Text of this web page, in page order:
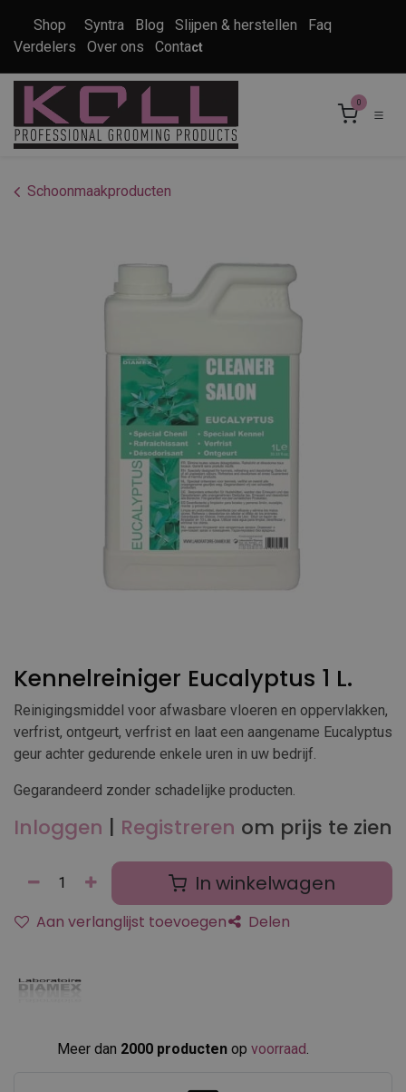
Shop Syntra Blog Slijpen & herstellen
Faq
Verdelers
Over ons Contact
0
Schoonmaakproducten
Kennelreiniger Eucalyptus 1 L.
Reinigingsmiddel voor afwasbare vloeren en oppervlakken,
verfrist, ontgeurt, verfrist en laat een aangename Eucalyptus
geur achter gedurende enkele uren in uw bedrijf.
Gegarandeerd zonder schadelijke producten.
Inloggen | Registreren om prijs te zien
In winkelwagen
Aan verlanglijst toevoegen Delen
Meer dan 2000 producten op voorraad